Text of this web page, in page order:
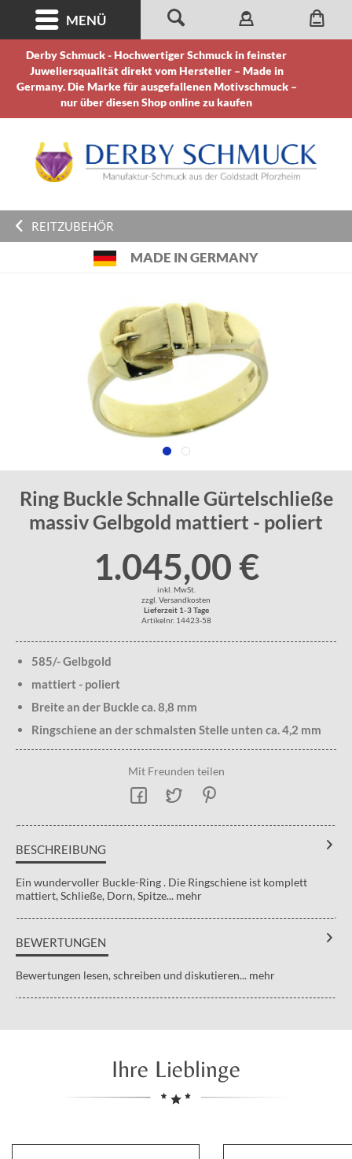
Derby Schmuck - Hochwertiger Schmuck in feinster
Juweliersqualität direkt vom Hersteller – Made in
Germany. Die Marke für ausgefallenen Motivschmuck –
nur über diesen Shop online zu kaufen
MENÜ
REITZUBEHÖR
MADE IN GERMANY
Ring Buckle Schnalle Gürtelschließe
massiv Gelbgold mattiert - poliert
1.045,00 €
inkl. MwSt.
zzgl. Versandkosten
Lieferzeit 1-3 Tage
Artikelnr. 14423-58
585/- Gelbgold
mattiert - poliert
Breite an der Buckle ca. 8,8 mm
Ringschiene an der schmalsten Stelle unten ca. 4,2 mm
Mit Freunden teilen
BESCHREIBUNG
Ein wundervoller Buckle-Ring . Die Ringschiene ist komplett
mattiert, Schließe, Dorn, Spitze... mehr
BEWERTUNGEN
Bewertungen lesen, schreiben und diskutieren... mehr
Ihre Lieblinge